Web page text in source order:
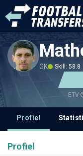
GK Skill: 58.8
ETV
Profiel
Profiel